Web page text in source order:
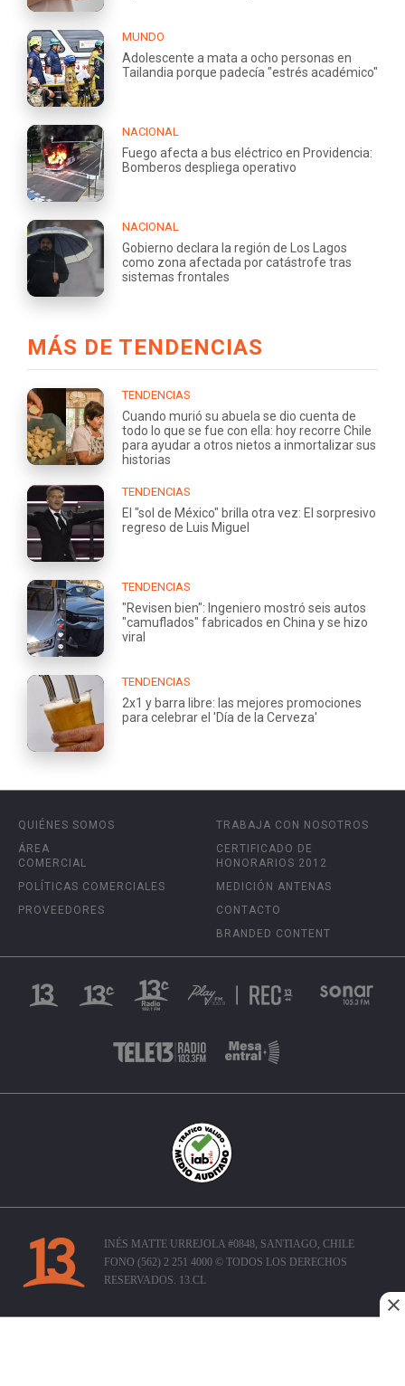
MUNDO
Adolescente a mata a ocho personas en
Tailandia porque padecía "estrés académico"
NACIONAL
Fuego afecta a bus eléctrico en Providencia:
Bomberos despliega operativo
NACIONAL
Gobierno declara la región de Los Lagos
como zona afectada por catástrofe tras
sistemas frontales
MÁS DE TENDENCIAS
TENDENCIAS
Cuando murió su abuela se dio cuenta de
todo lo que se fue con ella: hoy recorre Chile
para ayudar a otros nietos a inmortalizar sus
historias
TENDENCIAS
El "sol de México" brilla otra vez: El sorpresivo
regreso de Luis Miguel
TENDENCIAS
"Revisen bien": Ingeniero mostró seis autos
"camuflados" fabricados en China y se hizo
viral
TENDENCIAS
2x1 y barra libre: las mejores promociones
para celebrar el 'Día de la Cerveza'
QUIÉNES SOMOS
ÁREA
COMERCIAL
POLÍTICAS COMERCIALES
PROVEEDORES
TRABAJA CON NOSOTROS
CERTIFICADO DE
HONORARIOS 2012
MEDICIÓN ANTENAS
CONTACTO
BRANDED CONTENT
INÉS MATTE URREJOLA #0848, SANTIAGO, CHILE
FONO (562) 2 251 4000 © TODOS LOS DERECHOS
RESERVADOS. 13.CL